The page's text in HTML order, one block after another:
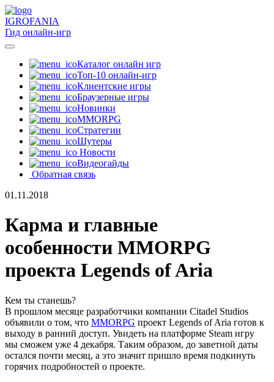
IGROFANIA
Гид онлайн-игр
Каталог онлайн игр
Топ-10 онлайн-игр
Клиентские игры
Браузерные игры
Новинки
MMORPG
Стратегии
Шутеры
Новости
Видеогайды
Обратная связь
01.11.2018
Карма и главные
особенности MMORPG
проекта Legends of Aria
Кем ты станешь?
В прошлом месяце разработчики компании Citadel Studios
объявили о том, что MMORPG проект Legends of Aria готов к
выходу в ранний доступ. Увидеть на платформе Steam игру
мы сможем уже 4 декабря. Таким образом, до заветной даты
остался почти месяц, а это значит пришло время подкинуть
горячих подробностей о проекте.